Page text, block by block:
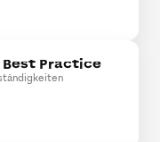
Best Practice